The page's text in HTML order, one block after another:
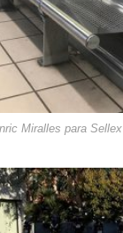
Miralles para Sellex